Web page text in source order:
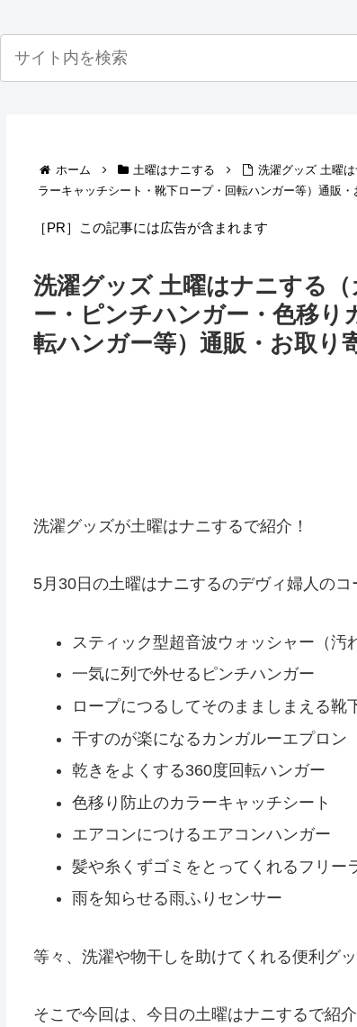
ホーム 土曜はナニする
洗濯グッズ 土曜
ラーキャッチシート・靴下ロープ・回転ハンガー等）通販
［PR］この記事には広告が含まれます
洗濯グッズ 土曜はナニする
ー・ピンチハンガー・色移り
転ハンガー等）通販・お取り
洗濯グッズが土曜はナニするで紹介！
5月30日の土曜はナニするのデヴィ婦人の
スティック型超音波ウォッシャー（汚
一気に列で外せるピンチハンガー
ロープにつるしてそのまましまえる靴
干すのが楽になるカンガルーエプロン
乾きをよくする360度回転ハンガー
色移り防止のカラーキャッチシート
エアコンにつけるエアコンハンガー
髪や糸くずゴミをとってくれるフリー
雨を知らせる雨ふりセンサー
等々、洗濯や物干しを助けてくれる便利グ
そこで今回は、今日の土曜はナニするで紹